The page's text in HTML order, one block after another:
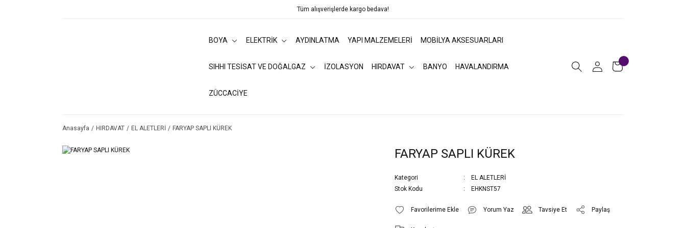
Tüm alışverişlerde kargo bedava!
BOYA ELEKTRİK AYDINLATMA YAPI MALZEMELERİ MOBİLYA AKSESUARLARI
SIHHI TESİSAT VE DOĞALGAZ İZOLASYON HIRDAVAT BANYO HAVALANDIRMA
ZÜCCACİYE
Anasayfa HIRDAVAT EL ALETLERİ FARYAP SAPLI KÜREK
FARYAP SAPLI KÜREK
Kategori
EL ALETLERİ
Stok Kodu
EHKNST57
Yorum Yaz Tavsiye Et Paylaş